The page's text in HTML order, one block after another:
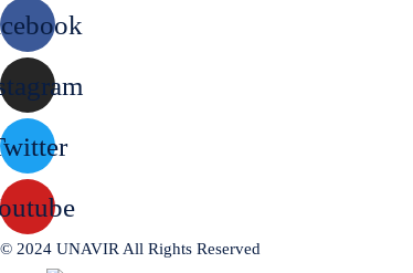
© 2024 UNAVIR All Rights Reserved